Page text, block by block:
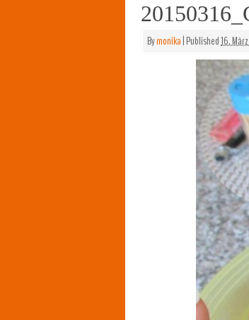
Bymonika|Published16.